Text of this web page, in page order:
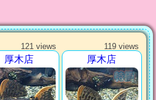
121 views
厚木店
119 views
厚木店